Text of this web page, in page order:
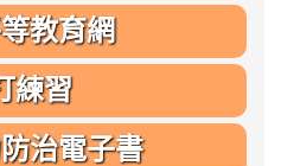
教育網
練習
治電子書